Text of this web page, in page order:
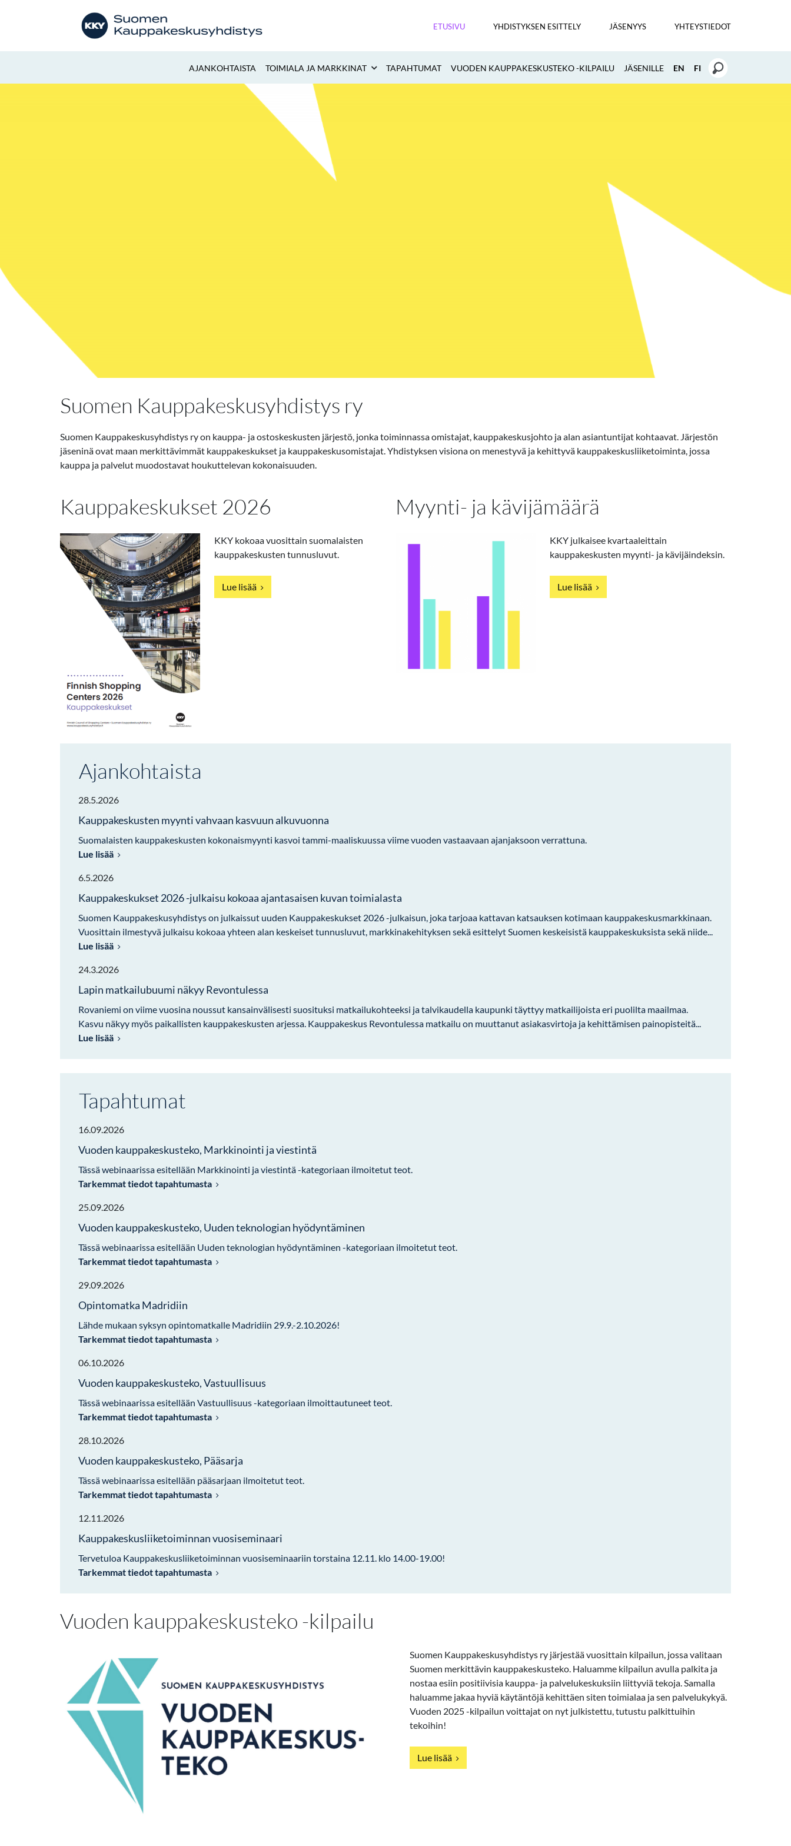
ETUSIVU YHDISTYKSEN ESITTELY JÄSENYYS YHTEYSTIEDOT
AJANKOHTAISTA TOIMIALA JA MARKKINAT TAPAHTUMAT VUODEN KAUPPAKESKUSTEKO -KILPAILU JÄSENILLE EN FI
Suomen Kauppakeskusyhdistys ry
Suomen Kauppakeskusyhdistys ry on kauppa- ja ostoskeskusten järjestö, jonka toiminnassa omistajat, kauppakeskusjohto ja alan asiantuntijat kohtaavat. Järjestön
jäseninä ovat maan merkittävimmät kauppakeskukset ja kauppakeskusomistajat. Yhdistyksen visiona on menestyvä ja kehittyvä kauppakeskusliiketoiminta, jossa
kauppa ja palvelut muodostavat houkuttelevan kokonaisuuden.
Kauppakeskukset 2026
KKY kokoaa vuosittain suomalaisten
kauppakeskusten tunnusluvut.
Lue lisää
Myynti- ja kävijämäärä
KKY julkaisee kvartaaleittain
kauppakeskusten myynti- ja kävijäindeksin.
Lue lisää
Ajankohtaista
28.5.2026
Kauppakeskusten myynti vahvaan kasvuun alkuvuonna
Suomalaisten kauppakeskusten kokonaismyynti kasvoi tammi-maaliskuussa viime vuoden vastaavaan ajanjaksoon verrattuna.
Lue lisää
6.5.2026
Kauppakeskukset 2026 -julkaisu kokoaa ajantasaisen kuvan toimialasta
Suomen Kauppakeskusyhdistys on julkaissut uuden Kauppakeskukset 2026 -julkaisun, joka tarjoaa kattavan katsauksen kotimaan kauppakeskusmarkkinaan.
Vuosittain ilmestyvä julkaisu kokoaa yhteen alan keskeiset tunnusluvut, markkinakehityksen sekä esittelyt Suomen keskeisistä kauppakeskuksista sekä niide...
Lue lisää
24.3.2026
Lapin matkailubuumi näkyy Revontulessa
Rovaniemi on viime vuosina noussut kansainvälisesti suosituksi matkailukohteeksi ja talvikaudella kaupunki täyttyy matkailijoista eri puolilta maailmaa.
Kasvu näkyy myös paikallisten kauppakeskusten arjessa. Kauppakeskus Revontulessa matkailu on muuttanut asiakasvirtoja ja kehittämisen painopisteitä...
Lue lisää
Tapahtumat
16.09.2026
Vuoden kauppakeskusteko, Markkinointi ja viestintä
Tässä webinaarissa esitellään Markkinointi ja viestintä -kategoriaan ilmoitetut teot.
Tarkemmat tiedot tapahtumasta
25.09.2026
Vuoden kauppakeskusteko, Uuden teknologian hyödyntäminen
Tässä webinaarissa esitellään Uuden teknologian hyödyntäminen -kategoriaan ilmoitetut teot.
Tarkemmat tiedot tapahtumasta
29.09.2026
Opintomatka Madridiin
Lähde mukaan syksyn opintomatkalle Madridiin 29.9.-2.10.2026!
Tarkemmat tiedot tapahtumasta
06.10.2026
Vuoden kauppakeskusteko, Vastuullisuus
Tässä webinaarissa esitellään Vastuullisuus -kategoriaan ilmoittautuneet teot.
Tarkemmat tiedot tapahtumasta
28.10.2026
Vuoden kauppakeskusteko, Pääsarja
Tässä webinaarissa esitellään pääsarjaan ilmoitetut teot.
Tarkemmat tiedot tapahtumasta
12.11.2026
Kauppakeskusliiketoiminnan vuosiseminaari
Tervetuloa Kauppakeskusliiketoiminnan vuosiseminaariin torstaina 12.11. klo 14.00-19.00!
Tarkemmat tiedot tapahtumasta
Vuoden kauppakeskusteko -kilpailu
Suomen Kauppakeskusyhdistys ry järjestää vuosittain kilpailun, jossa valitaan
Suomen merkittävin kauppakeskusteko. Haluamme kilpailun avulla palkita ja
nostaa esiin positiivisia kauppa- ja palvelukeskuksiin liittyviä tekoja. Samalla
haluamme jakaa hyviä käytäntöjä kehittäen siten toimialaa ja sen palvelukykyä.
Vuoden 2025 -kilpailun voittajat on nyt julkistettu, tutustu palkittuihin
tekoihin!
Lue lisää